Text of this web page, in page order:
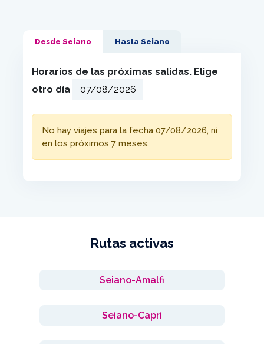
Desde Seiano Hasta Seiano
Horarios de las próximas salidas. Elige
otro día
No hay viajes para la fecha 07/08/2026, ni
en los próximos 7 meses.
Rutas activas
Seiano-Amalfi
Seiano-Capri